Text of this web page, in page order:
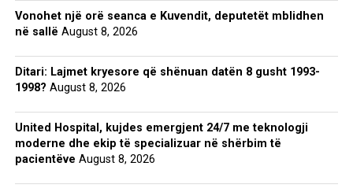
Vonohet një orë seanca e Kuvendit, deputetët mblidhen
në sallë August 8, 2026
Ditari: Lajmet kryesore që shënuan datën 8 gusht 1993-
1998? August 8, 2026
United Hospital, kujdes emergjent 24/7 me teknologji
moderne dhe ekip të specializuar në shërbim të
pacientëve August 8, 2026